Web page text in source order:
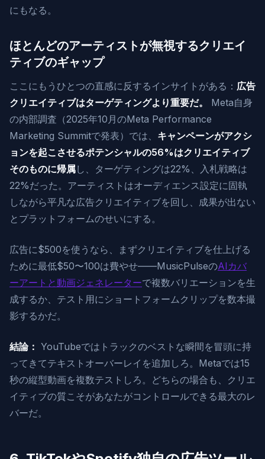
にもなる。
ほとんどのアーティストが無視するクリエイ
ティブのギャップ
ここにもうひとつの直感に反するインサイトがある： 広告
クリエイティブはターゲティングより重要だ。
Meta自身
の内部調査（2025年10月のMeta Performance
Marketing Summitで発表）では、 キャンペーンがアクシ
ョンを起こさせるポテンシャルの56%はクリエイティブ
そのものに帰属し、ターゲティングは22%、入札戦略は
22%だった。アーティストはオーディエンス設定に固執
しながら平凡な広告クリエイティブを回し、成果が出ない
とプラットフォームのせいにする。
広告に$500を使うなら、まずクリエイティブを仕上げる
ために最低$50〜100は費やせ——MusicPulseのAIカバ
ーアートと動画ジェネレーターで複数バリエーションを生
成するか、テスト用にショートフォームクリップを数本撮
影するかだ。
結論： YouTubeではトラックのベストな瞬間を冒頭に持
ってきてテキストオーバーレイを追加しろ。Metaでは15
秒の縦型動画を複数テストしろ。どちらの場合も、クリエ
イティブの質こそがあなたがコントロールできる最大のレ
バーだ。